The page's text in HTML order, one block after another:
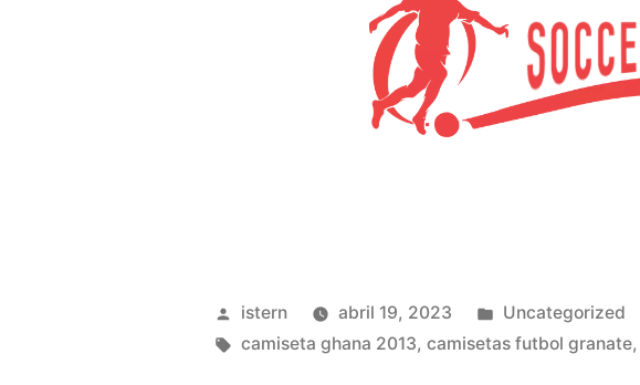
Publicado
por
istern abril 19, 2023
Publicado
en
Uncategorized
Etiquetas:
camiseta ghana 2013,camisetas futbol granate